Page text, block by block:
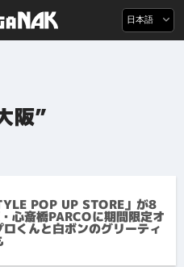
日本語
阪”
POP UP STORE」が8
心斎橋PARCOに期間限定オ
くんと白ボンのグリーティ